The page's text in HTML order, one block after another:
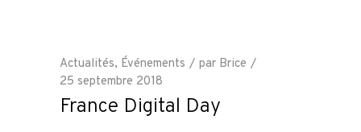
Actualités, Événements par Brice
25 septembre 2018
France Digital Day